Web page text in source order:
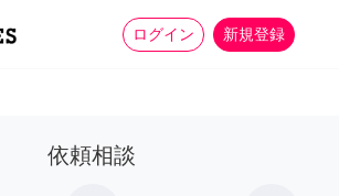
ログイン 新規登録
家事 more_horiz
依頼相談